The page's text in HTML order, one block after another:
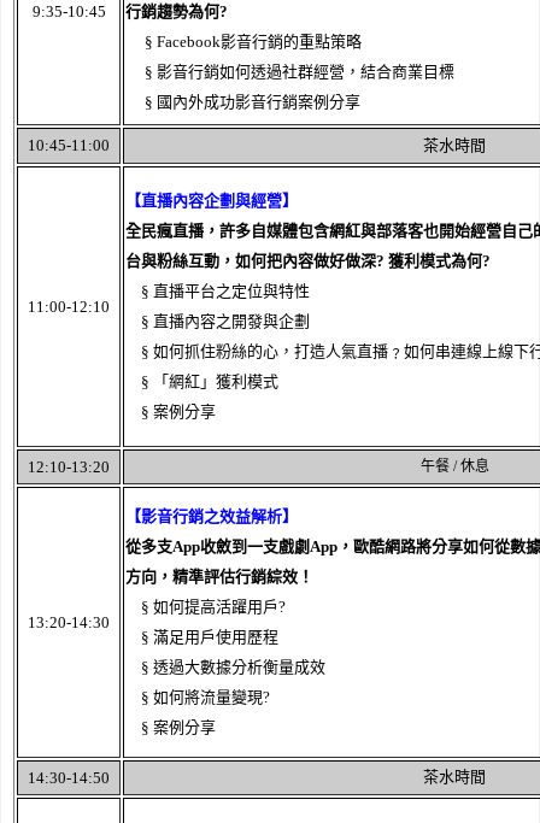
9:35-10:45
行銷趨勢為何?
§ Facebook影音行銷的重點策略
§ 影音行銷如何透過社群經營，結合商業目標
§ 國內外成功影音行銷案例分享
10:45-11:00 茶水時間
11:00-12:10
【直播內容企劃與經營】
全民瘋直播，許多自媒體包含網紅與部落客也開始經營自己
台與粉絲互動，如何把內容做好做深? 獲利模式為何?
§ 直播平台之定位與特性
§ 直播內容之開發與企劃
§ 如何抓住粉絲的心，打造人氣直播﹖如何串連線上線下
§ 「網紅」獲利模式
§ 案例分享
12:10-13:20 午餐 / 休息
13:20-14:30
【影音行銷之效益解析】
從多支App收斂到一支戲劇App，歐酷網路將分享如何從數
方向，精準評估行銷綜效！
§ 如何提高活躍用戶?
§ 滿足用戶使用歷程
§ 透過大數據分析衡量成效
§ 如何將流量變現?
§ 案例分享
14:30-14:50 茶水時間